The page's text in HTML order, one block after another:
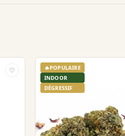
♡ 🔥POPULAIRE
INDOOR
DÉGRESSIF